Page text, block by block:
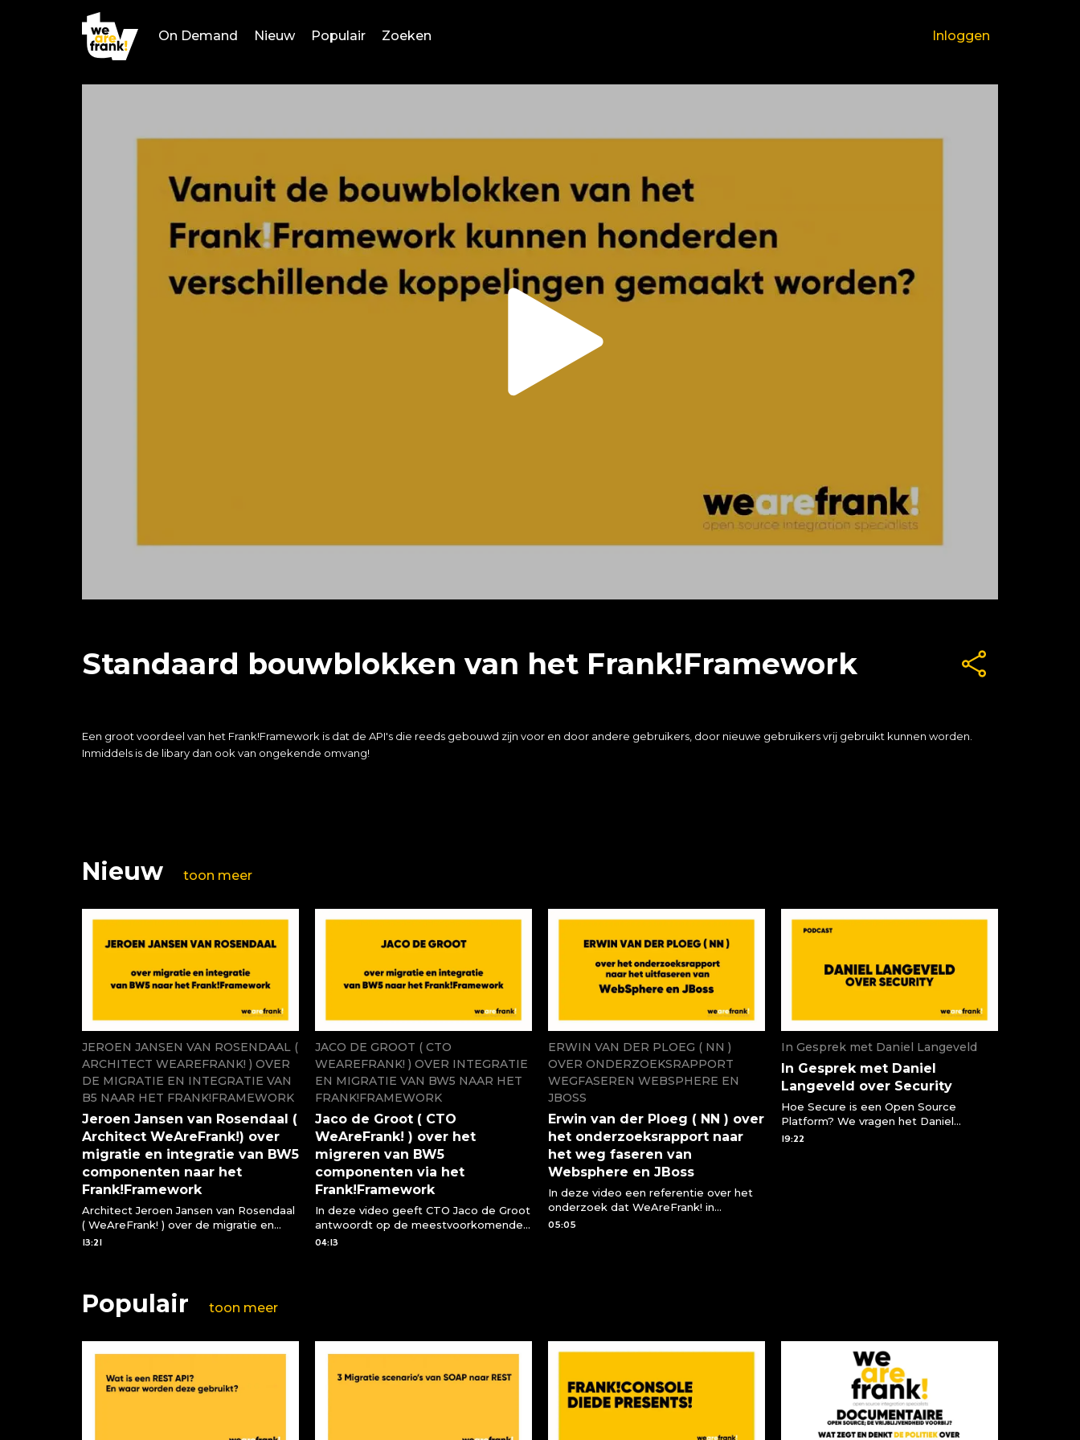
On Demand Nieuw Populair Zoeken Inloggen
Standaard bouwblokken van het Frank!Framework
Een groot voordeel van het Frank!Framework is dat de API's die reeds gebouwd zijn voor en door andere gebruikers, door nieuwe gebruikers vrij gebruikt kunnen worden.
Inmiddels is de libary dan ook van ongekende omvang!
Nieuw toon meer
JEROEN JANSEN VAN ROSENDAAL (
ARCHITECT WEAREFRANK! ) OVER
DE MIGRATIE EN INTEGRATIE VAN
B5 NAAR HET FRANK!FRAMEWORK
Jeroen Jansen van Rosendaal (
Architect WeAreFrank!) over
migratie en integratie van BW5
componenten naar het
Frank!Framework
Architect Jeroen Jansen van Rosendaal
( WeAreFrank! ) over de migratie en
integratie van BW5 componenten via
13:21
JACO DE GROOT ( CTO
WEAREFRANK! ) OVER INTEGRATIE
EN MIGRATIE VAN BW5 NAAR HET
FRANK!FRAMEWORK
Jaco de Groot ( CTO
WeAreFrank! ) over het
migreren van BW5
componenten via het
Frank!Framework
In deze video geeft CTO Jaco de Groot
antwoordt op de meestvoorkomende
vragen over het migreren van BW5
04:13
ERWIN VAN DER PLOEG ( NN )
OVER ONDERZOEKSRAPPORT
WEGFASEREN WEBSPHERE EN
JBOSS
Erwin van der Ploeg ( NN ) over
het onderzoeksrapport naar
het weg faseren van
Websphere en JBoss
In deze video een referentie over het
onderzoek dat WeAreFrank! in
opdracht van NN uitvoerde inzake de
05:05
In Gesprek met Daniel Langeveld
In Gesprek met Daniel
Langeveld over Security
Hoe Secure is een Open Source
Platform? We vragen het Daniel
Langeveld. Verantwoordelijk voor de
19:22
Populair toon meer